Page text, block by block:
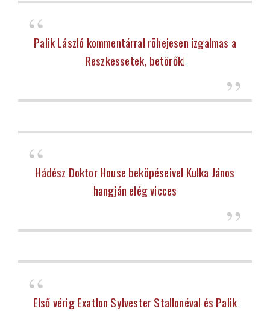
Palik László kommentárral röhejesen izgalmas a
Reszkessetek, betörők!
Hádész Doktor House beköpéseivel Kulka János
hangján elég vicces
Első vérig Exatlon Sylvester Stallonéval és Palik